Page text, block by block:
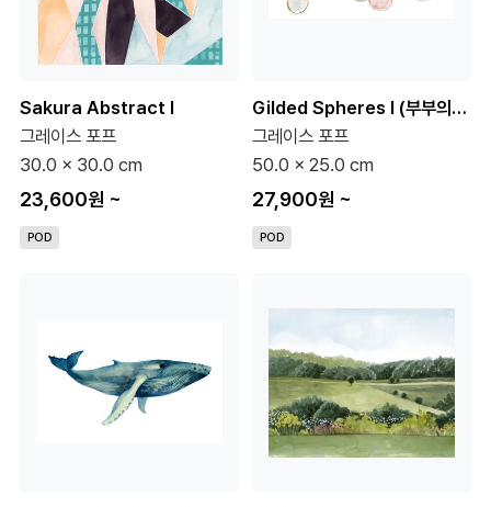
Sakura Abstract I
그레이스 포프
30.0 x 30.0 cm
23,600원 ~
POD
Gilded Spheres I (부부의세계 협찬그림)
그레이스 포프
50.0 x 25.0 cm
27,900원 ~
POD